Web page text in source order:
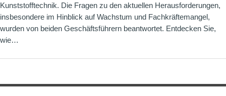
Kunststofftechnik. Die Fragen zu den aktuellen Herausforderungen,
insbesondere im Hinblick auf Wachstum und Fachkräftemangel,
wurden von beiden Geschäftsführern beantwortet. Entdecken Sie,
wie…